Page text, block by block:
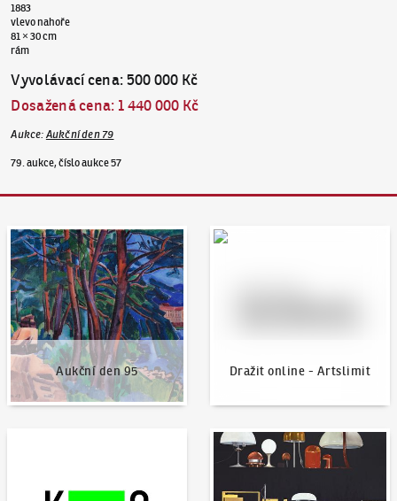
1883
vlevo nahoře
81 × 30 cm
rám
Vyvolávací cena:500 000 Kč
Dosažená cena: 1 440 000 Kč
Aukce: Aukční den 79
79. aukce, číslo aukce 57
Aukční den 95
Aukční den 95
Dražit online - Artslimit
Dražit online - Artslimit
Aktuality